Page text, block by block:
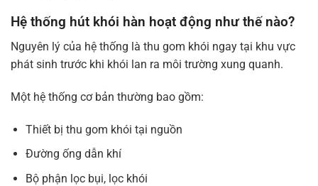
Hệ thống hút khói hàn hoạt động như thế nào?
Nguyên lý của hệ thống là thu gom khói ngay tại khu vực
phát sinh trước khi khói lan ra môi trường xung quanh.
Một hệ thống cơ bản thường bao gồm:
Thiết bị thu gom khói tại nguồn
Đường ống dẫn khí
Bộ phận lọc bụi, lọc khói